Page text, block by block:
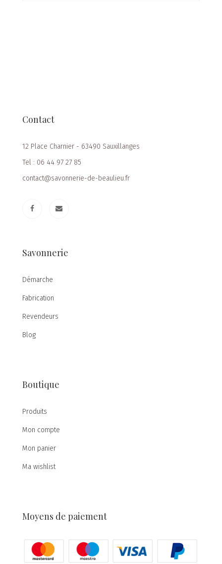
Contact
12 Place Charnier - 63490 Sauxillanges
Tel : 06 44 97 27 85
contact@savonnerie-de-beaulieu.fr
Savonnerie
Démarche
Fabrication
Revendeurs
Blog
Boutique
Produits
Mon compte
Mon panier
Ma wishlist
Moyens de paiement